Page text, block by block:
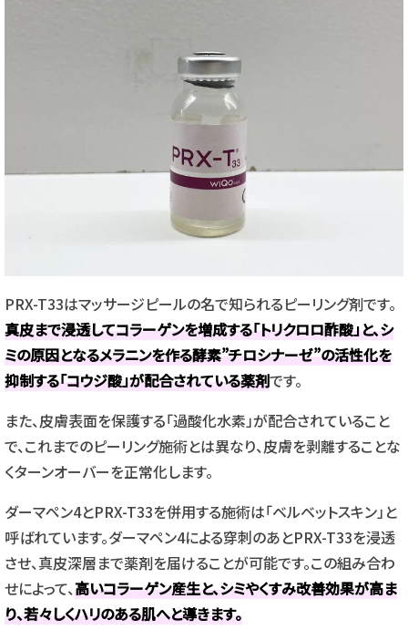
PRX-T33はマッサージピールの名で知られるピーリング剤です。
真皮まで浸透してコラーゲンを増成する「トリクロロ酢酸」と、シ
ミの原因となるメラニンを作る酵素”チロシナーゼ”の活性化を
抑制する「コウジ酸」が配合されている薬剤です。
また、皮膚表面を保護する「過酸化水素」が配合されていること
で、これまでのピーリング施術とは異なり、皮膚を剥離することな
くターンオーバーを正常化します。
ダーマペン4とPRX-T33を併用する施術は「ベルベットスキン」と
呼ばれています。ダーマペン4による穿刺のあとPRX-T33を浸透
させ、真皮深層まで薬剤を届けることが可能です。この組み合わ
せによって、高いコラーゲン産生と、シミやくすみ改善効果が高ま
り、若々しくハリのある肌へと導きます。